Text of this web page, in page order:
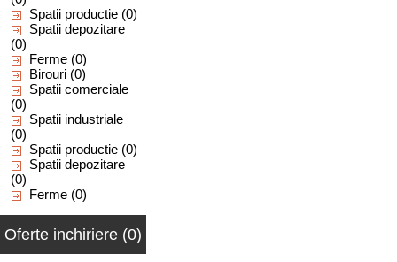
Spatii productie (0)
Spatii depozitare
(0)
Ferme (0)
Birouri (0)
Spatii comerciale
(0)
Spatii industriale
(0)
Spatii productie (0)
Spatii depozitare
(0)
Ferme (0)
Oferte inchiriere (0)